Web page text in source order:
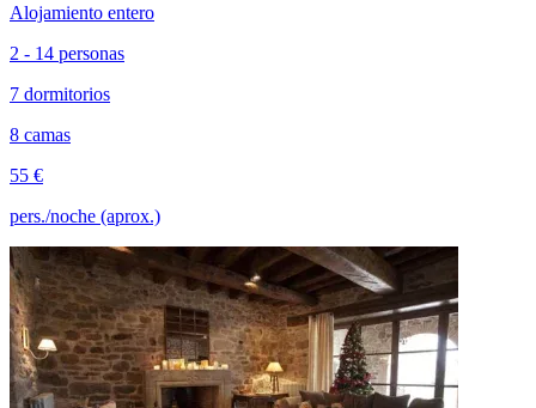
Alojamiento entero
2 - 14 personas
7 dormitorios
8 camas
55 €
pers./noche (aprox.)